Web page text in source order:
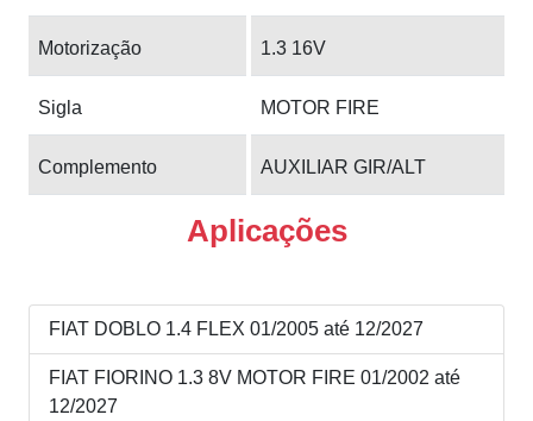
Motorização 1.3 16V
Sigla MOTOR FIRE
Complemento AUXILIAR GIR/ALT
Aplicações
FIAT DOBLO 1.4 FLEX 01/2005 até 12/2027
FIAT FIORINO 1.3 8V MOTOR FIRE 01/2002 até
12/2027